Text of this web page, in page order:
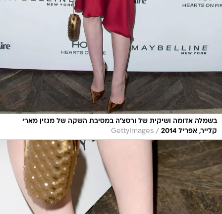
בשמלה אדומה ושיקית של ורסצ'ה במסיבת השקה של מגזין מארי
קלייר, אפריל 2014
/
GettyImages